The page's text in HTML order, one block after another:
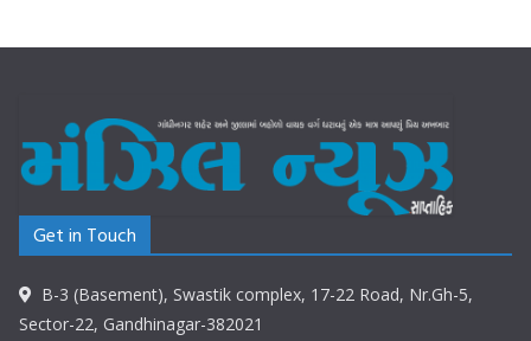
Get in Touch
B-3 (Basement), Swastik complex, 17-22 Road, Nr.Gh-5,
Sector-22, Gandhinagar-382021